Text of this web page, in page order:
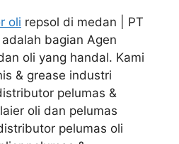
oli repsol di medan | PT
adalah bagian Agen
oli yang handal. Kami
& grease industri
pelumas &
oli dan pelumas
pelumas oli